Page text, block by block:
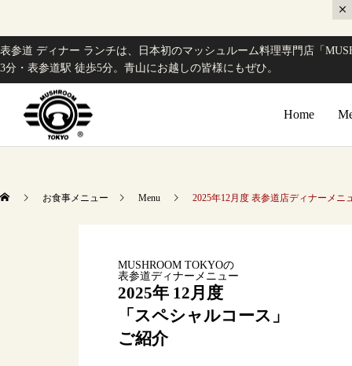
表参道 ディナー ランチは、日本初のマッシュルーム料理専門店「
3分・表参道駅 徒歩5分。青山にお越しの皆様にもぜひ。
Home
お食事メニュー Menu 2025年12月度 表参道店ディナーメ
MUSHROOM TOKYOの
表参道ディナーメニュー
2025年 12月度
「スペシャルコース」
ご紹介